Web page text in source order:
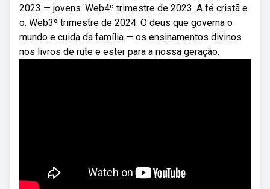
2023 — jovens. Web4º trimestre de 2023. A fé cristã e
o. Web3º trimestre de 2024. O deus que governa o
mundo e cuida da família — os ensinamentos divinos
nos livros de rute e ester para a nossa geração.